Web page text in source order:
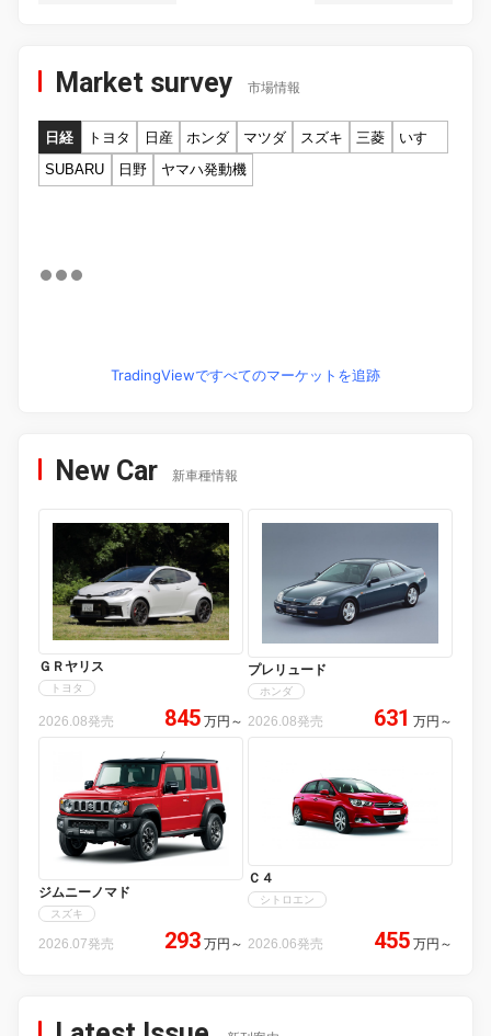
Market survey 市場情報
日経 トヨタ 日産 ホンダ マツダ スズキ 三菱
いすゞ
SUBARU
日野 ヤマハ発動機
TradingViewですべてのマーケットを追跡
New Car 新車種情報
ＧＲヤリス
トヨタ
2026.08発売 845 万円 ～
プレリュード
ホンダ
2026.08発売 631 万円 ～
ジムニーノマド
スズキ
2026.07発売 293 万円 ～
Ｃ４
シトロエン
2026.06発売 455 万円 ～